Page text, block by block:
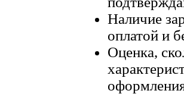
Наличие
оплатой и
Оценка,